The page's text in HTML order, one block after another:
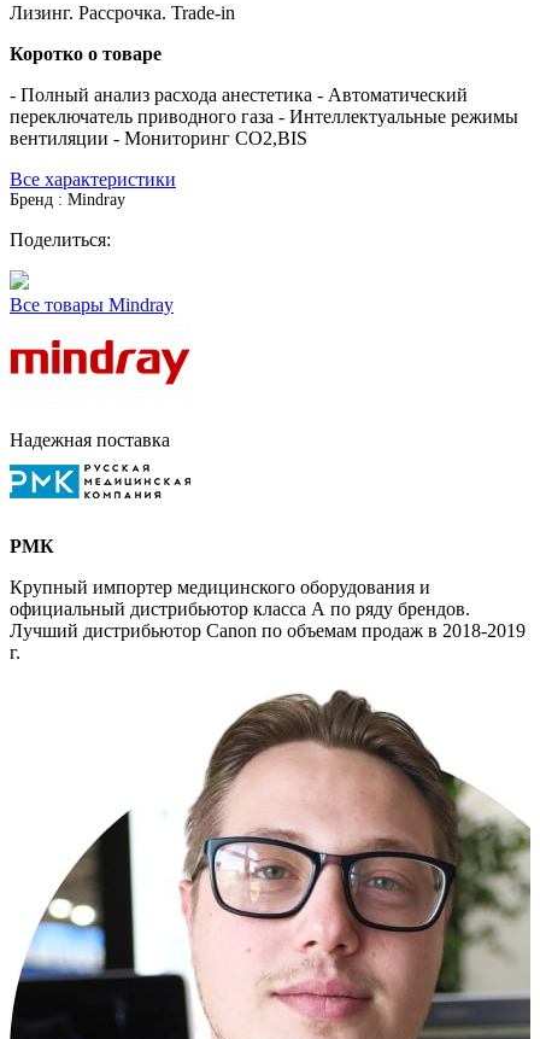
Лизинг. Рассрочка. Trade-in
Коротко о товаре
- Полный анализ расхода анестетика - Автоматический
переключатель приводного газа - Интеллектуальные режимы
вентиляции - Мониторинг CO2,BIS
Все характеристики
Бренд : Mindray
Поделиться:
Все товары Mindray
Надежная поставка
РМК
Крупный импортер медицинского оборудования и
официальный дистрибьютор класса А по ряду брендов.
Лучший дистрибьютор Canon по объемам продаж в 2018-2019
г.